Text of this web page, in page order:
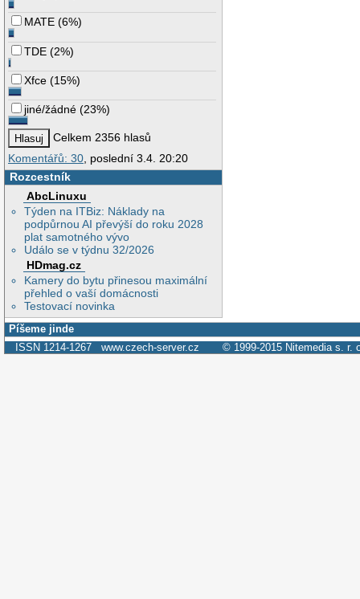
MATE (6%)
TDE (2%)
Xfce (15%)
jiné/žádné (23%)
Celkem 2356 hlasů
Komentářů: 30 , poslední 3.4. 20:20
Rozcestník
AbcLinuxu
Týden na ITBiz: Náklady na
podpůrnou AI převýší do roku 2028
plat samotného vývo
Událo se v týdnu 32/2026
HDmag.cz
Kamery do bytu přinesou maximální
přehled o vaší domácnosti
Testovací novinka
Píšeme jinde
ISSN 1214-1267 www.czech-server.cz © 1999-2015 Nitemedia s. r.